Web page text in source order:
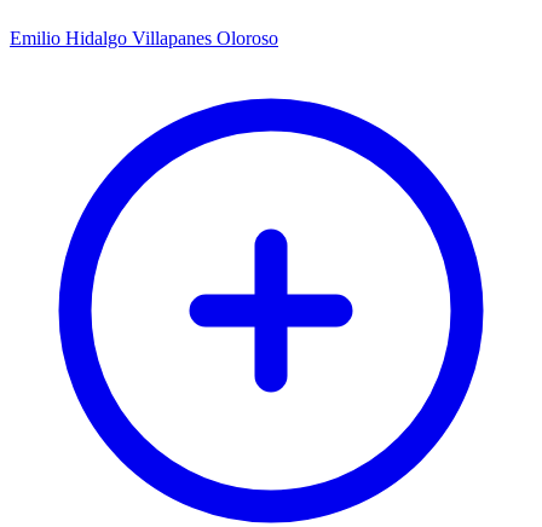
Emilio Hidalgo Villapanes Oloroso